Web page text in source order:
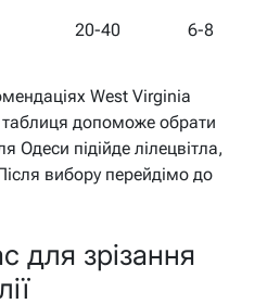
20-40 6-8
West Virginia
допоможе обрати
Одеси підійде лілецвітла,
вибору перейдімо до
для зрізання